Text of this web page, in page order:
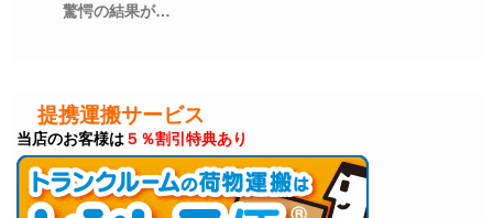
驚愕の結果が…
提携運搬サービス
当店のお客様は５％割引特典あり